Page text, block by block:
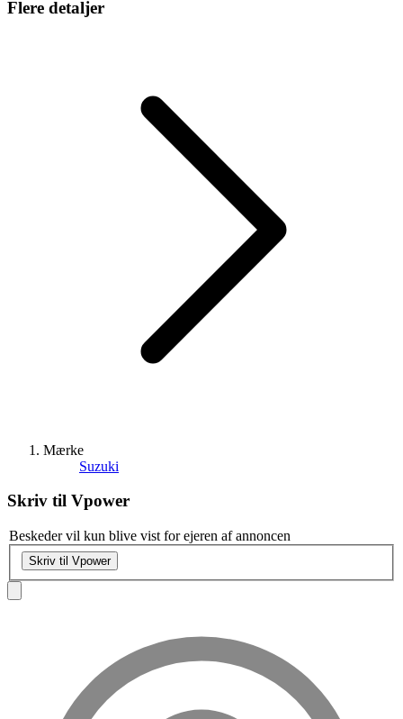
Flere detaljer
Mærke
Suzuki
Skriv til Vpower
Beskeder vil kun blive vist for ejeren af annoncen
Skriv til Vpower